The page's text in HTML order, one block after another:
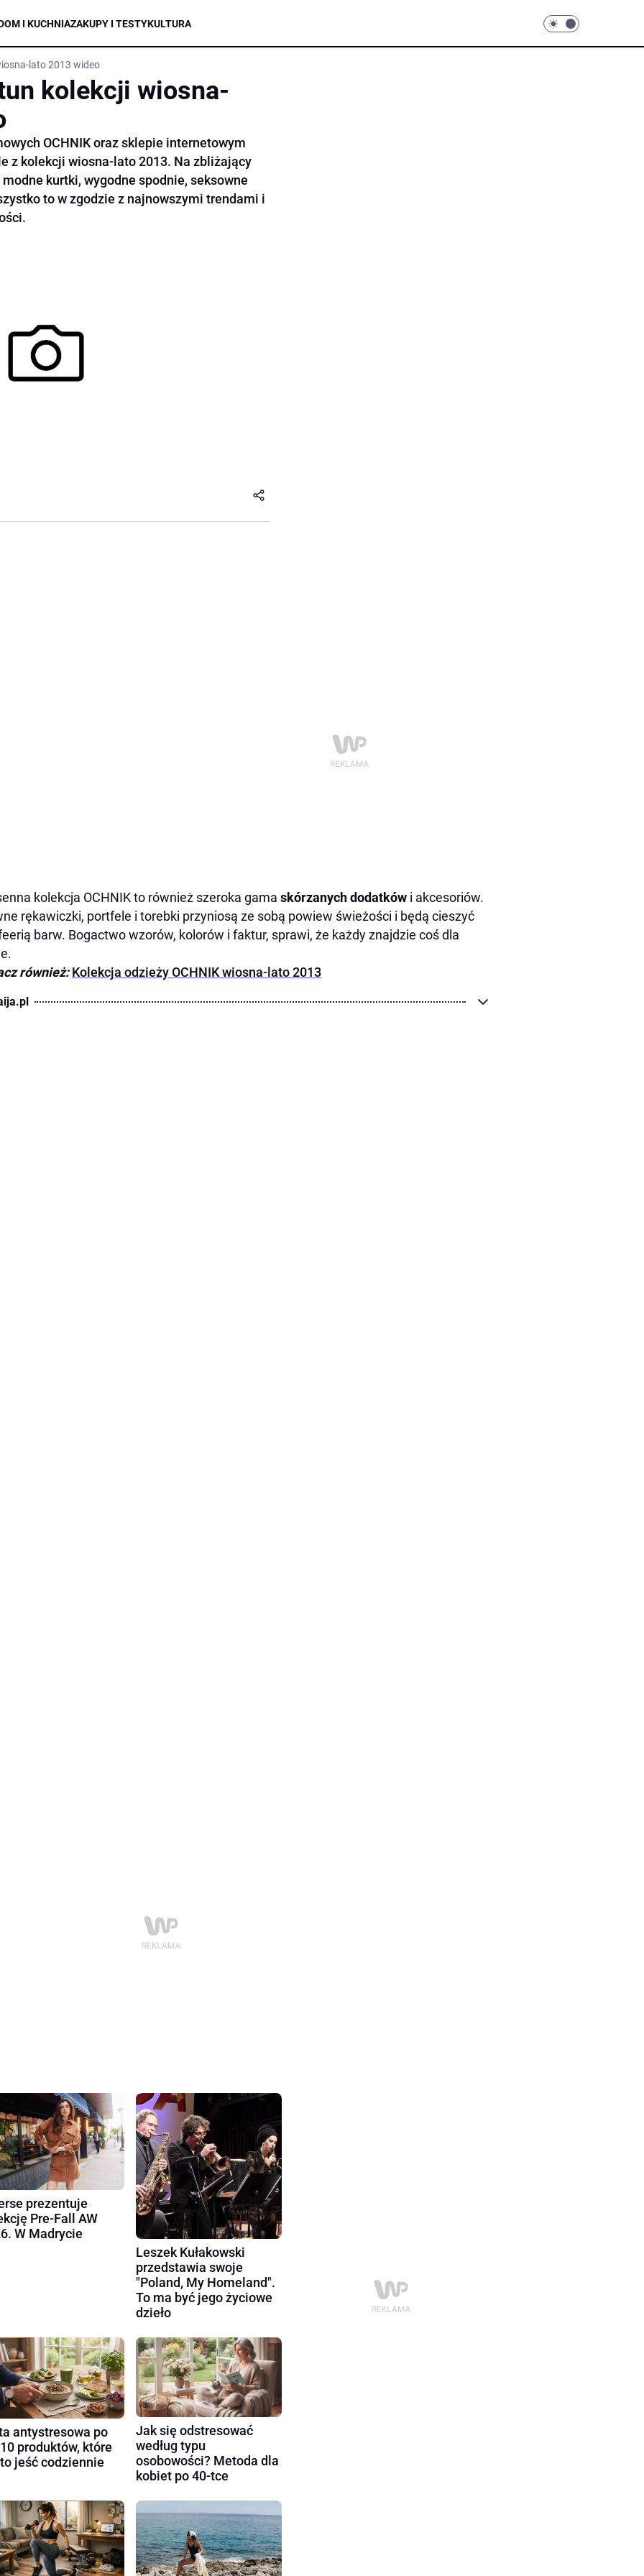
I KUCHNIAZAKUPY I TESTYKULTURA
lato 2013 wideo
kolekcji wiosna-
OCHNIK oraz sklepie internetowym
z kolekcji wiosna-lato 2013. Na zbliżający
kurtki, wygodne spodnie, seksowne
to w zgodzie z najnowszymi trendami i
kolekcja OCHNIK to również szeroka gama skórzanych dodatków i akcesoriów.
rękawiczki, portfele i torebki przyniosą ze sobą powiew świeżości i będą cieszyć
barw. Bogactwo wzorów, kolorów i faktur, sprawi, że każdy znajdzie coś dla
również: Kolekcja odzieży OCHNIK wiosna-lato 2013
prezentuje
Pre-Fall AW
W Madrycie
Leszek Kułakowski
przedstawia swoje
"Poland, My Homeland".
To ma być jego życiowe
dzieło
antystresowa po
produktów, które
jeść codziennie
Jak się odstresować
według typu
osobowości? Metoda dla
kobiet po 40-tce